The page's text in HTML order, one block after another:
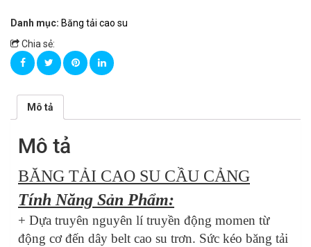
Danh mục: Băng tải cao su
Chia sẻ:
Mô tả
Mô tả
BĂNG TẢI CAO SU CẦU CẢNG
Tính Năng Sản Phẩm:
+ Dựa truyên nguyên lí truyền động momen từ
động cơ đến dây belt cao su trơn. Sức kéo băng tải